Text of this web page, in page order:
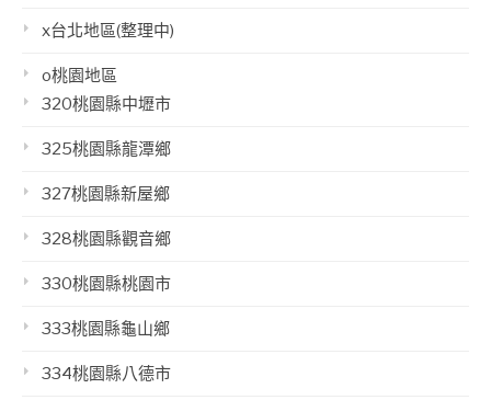
x台北地區(整理中)
o桃園地區
320桃園縣中壢市
325桃園縣龍潭鄉
327桃園縣新屋鄉
328桃園縣觀音鄉
330桃園縣桃園市
333桃園縣龜山鄉
334桃園縣八德市